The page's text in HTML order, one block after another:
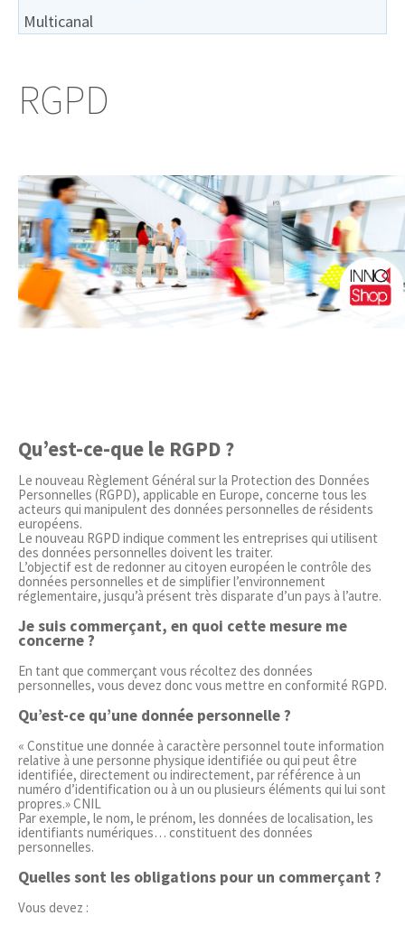
Multicanal
RGPD
Qu’est-ce-que le RGPD ?
Le nouveau Règlement Général sur la Protection des Données
Personnelles (RGPD), applicable en Europe, concerne tous les
acteurs qui manipulent des données personnelles de résidents
européens.
Le nouveau RGPD indique comment les entreprises qui utilisent
des données personnelles doivent les traiter.
L’objectif est de redonner au citoyen européen le contrôle des
données personnelles et de simplifier l’environnement
réglementaire, jusqu’à présent très disparate d’un pays à l’autre.
Je suis commerçant, en quoi cette mesure me
concerne ?
En tant que commerçant vous récoltez des données
personnelles, vous devez donc vous mettre en conformité RGPD.
Qu’est-ce qu’une donnée personnelle ?
« Constitue une donnée à caractère personnel toute information
relative à une personne physique identifiée ou qui peut être
identifiée, directement ou indirectement, par référence à un
numéro d’identification ou à un ou plusieurs éléments qui lui sont
propres.» CNIL
Par exemple, le nom, le prénom, les données de localisation, les
identifiants numériques… constituent des données
personnelles.
Quelles sont les obligations pour un commerçant ?
Vous devez :